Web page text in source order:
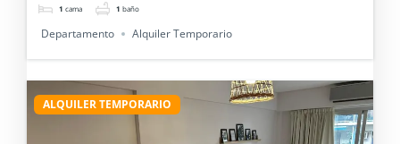
1 cama 1 baño
Departamento Alquiler Temporario
ALQUILER TEMPORARIO